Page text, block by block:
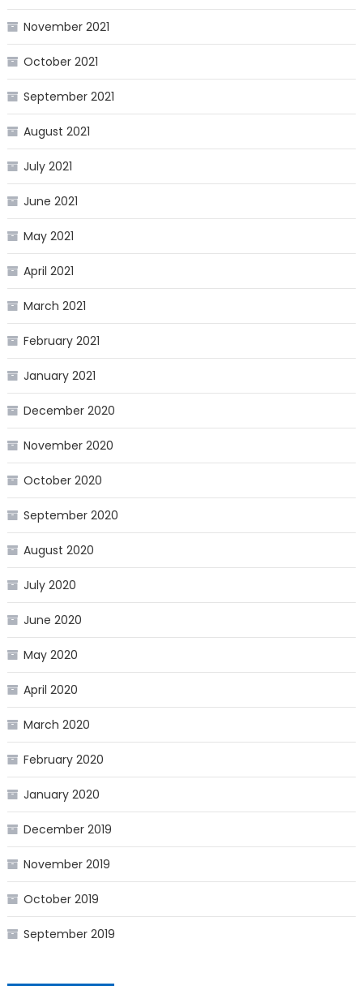
November 2021
October 2021
September 2021
August 2021
July 2021
June 2021
May 2021
April 2021
March 2021
February 2021
January 2021
December 2020
November 2020
October 2020
September 2020
August 2020
July 2020
June 2020
May 2020
April 2020
March 2020
February 2020
January 2020
December 2019
November 2019
October 2019
September 2019